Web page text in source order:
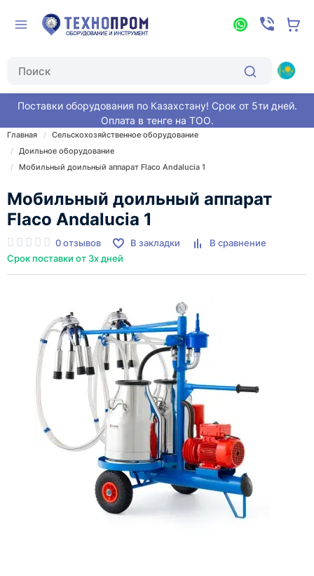
Поставки оборудования по Казахстану! Срок от 5ти дней.
Оплата в тенге на ТОО.
Главная
Сельскохозяйственное оборудование
Доильное оборудование
Мобильный доильный аппарат Flaco Andalucia 1
Мобильный доильный аппарат
Flaco Andalucia 1
0 отзывов В закладки
В сравнение
Срок поставки от 3х дней